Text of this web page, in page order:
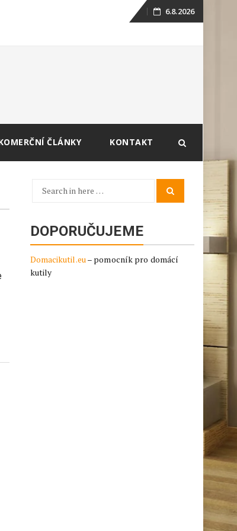
Skip
6.8.2026
ČLÁNKY KONTAKT
Search
DOPORUČUJEME
Domacikutil.eu– pomocník pro domácí
kutily